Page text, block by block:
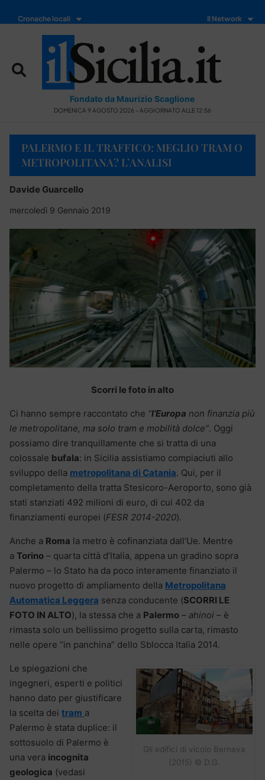
Cronache locali Il Network
Fondato da Maurizio Scaglione
DOMENICA 9 AGOSTO 2026 - AGGIORNATO ALLE 12:56
PALERMO E IL TRAFFICO: MEGLIO TRAM O
METROPOLITANA? L’ANALISI
Davide Guarcello
mercoledì 9 Gennaio 2019
Scorri le foto in alto
Ci hanno sempre raccontato che “l’Europa non finanzia più
le metropolitane, ma solo tram e mobilità dolce”. Oggi
possiamo dire tranquillamente che si tratta di una
colossale bufala: in Sicilia assistiamo compiaciuti allo
sviluppo della metropolitana di Catania. Qui, per il
completamento della tratta Stesicoro-Aeroporto, sono già
stati stanziati 492 milioni di euro, di cui 402 da
finanziamenti europei (FESR 2014-2020).
Anche a Roma la metro è cofinanziata dall’Ue. Mentre
a Torino – quarta città d’Italia, appena un gradino sopra
Palermo – lo Stato ha da poco interamente finanziato il
nuovo progetto di ampliamento della Metropolitana
Automatica Leggera senza conducente (SCORRI LE
FOTO IN ALTO), la stessa che a Palermo – ahinoi – è
rimasta solo un bellissimo progetto sulla carta, rimasto
nelle opere “in panchina” dello Sblocca Italia 2014.
Gli edifici di vicolo Bernava
(2015) © D.G.
Le spiegazioni che
ingegneri, esperti e politici
hanno dato per giustificare
la scelta dei tram a
Palermo è stata duplice: il
sottosuolo di Palermo è
una vera incognita
geologica (vedasi